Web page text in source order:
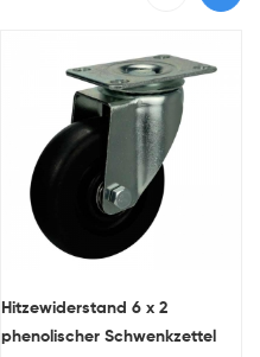
Hitzewiderstand 6 x 2
phenolischer Schwenkzettel